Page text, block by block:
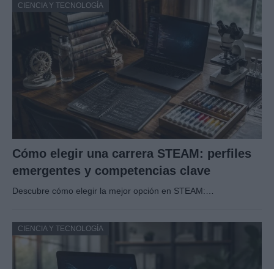
CIENCIA Y TECNOLOGÍA
Cómo elegir una carrera STEAM: perfiles
emergentes y competencias clave
Descubre cómo elegir la mejor opción en STEAM:…
CIENCIA Y TECNOLOGÍA